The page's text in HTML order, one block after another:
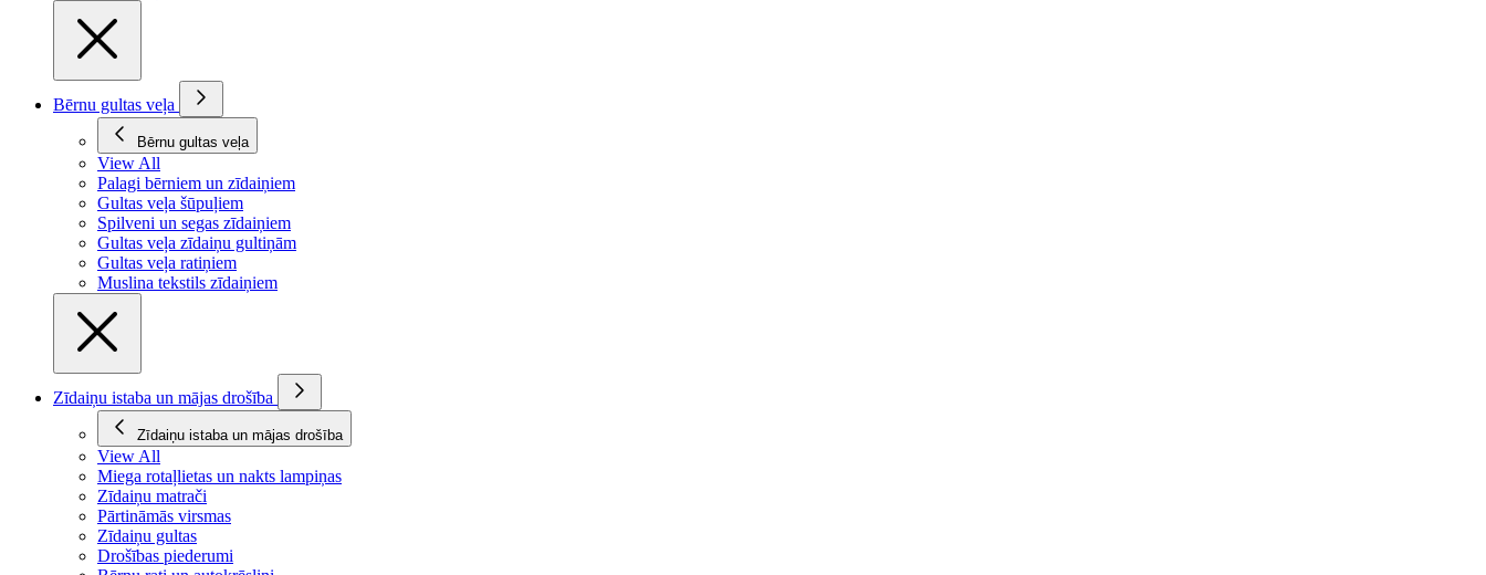
Bērnu gultas veļa
Bērnu gultas veļa
View All
Palagi bērniem un zīdaiņiem
Gultas veļa šūpuļiem
Spilveni un segas zīdaiņiem
Gultas veļa zīdaiņu gultiņām
Gultas veļa ratiņiem
Muslina tekstils zīdaiņiem
Zīdaiņu istaba un mājas drošība
Zīdaiņu istaba un mājas drošība
View All
Miega rotaļlietas un nakts lampiņas
Zīdaiņu matrači
Pārtināmās virsmas
Zīdaiņu gultas
Drošības piederumi